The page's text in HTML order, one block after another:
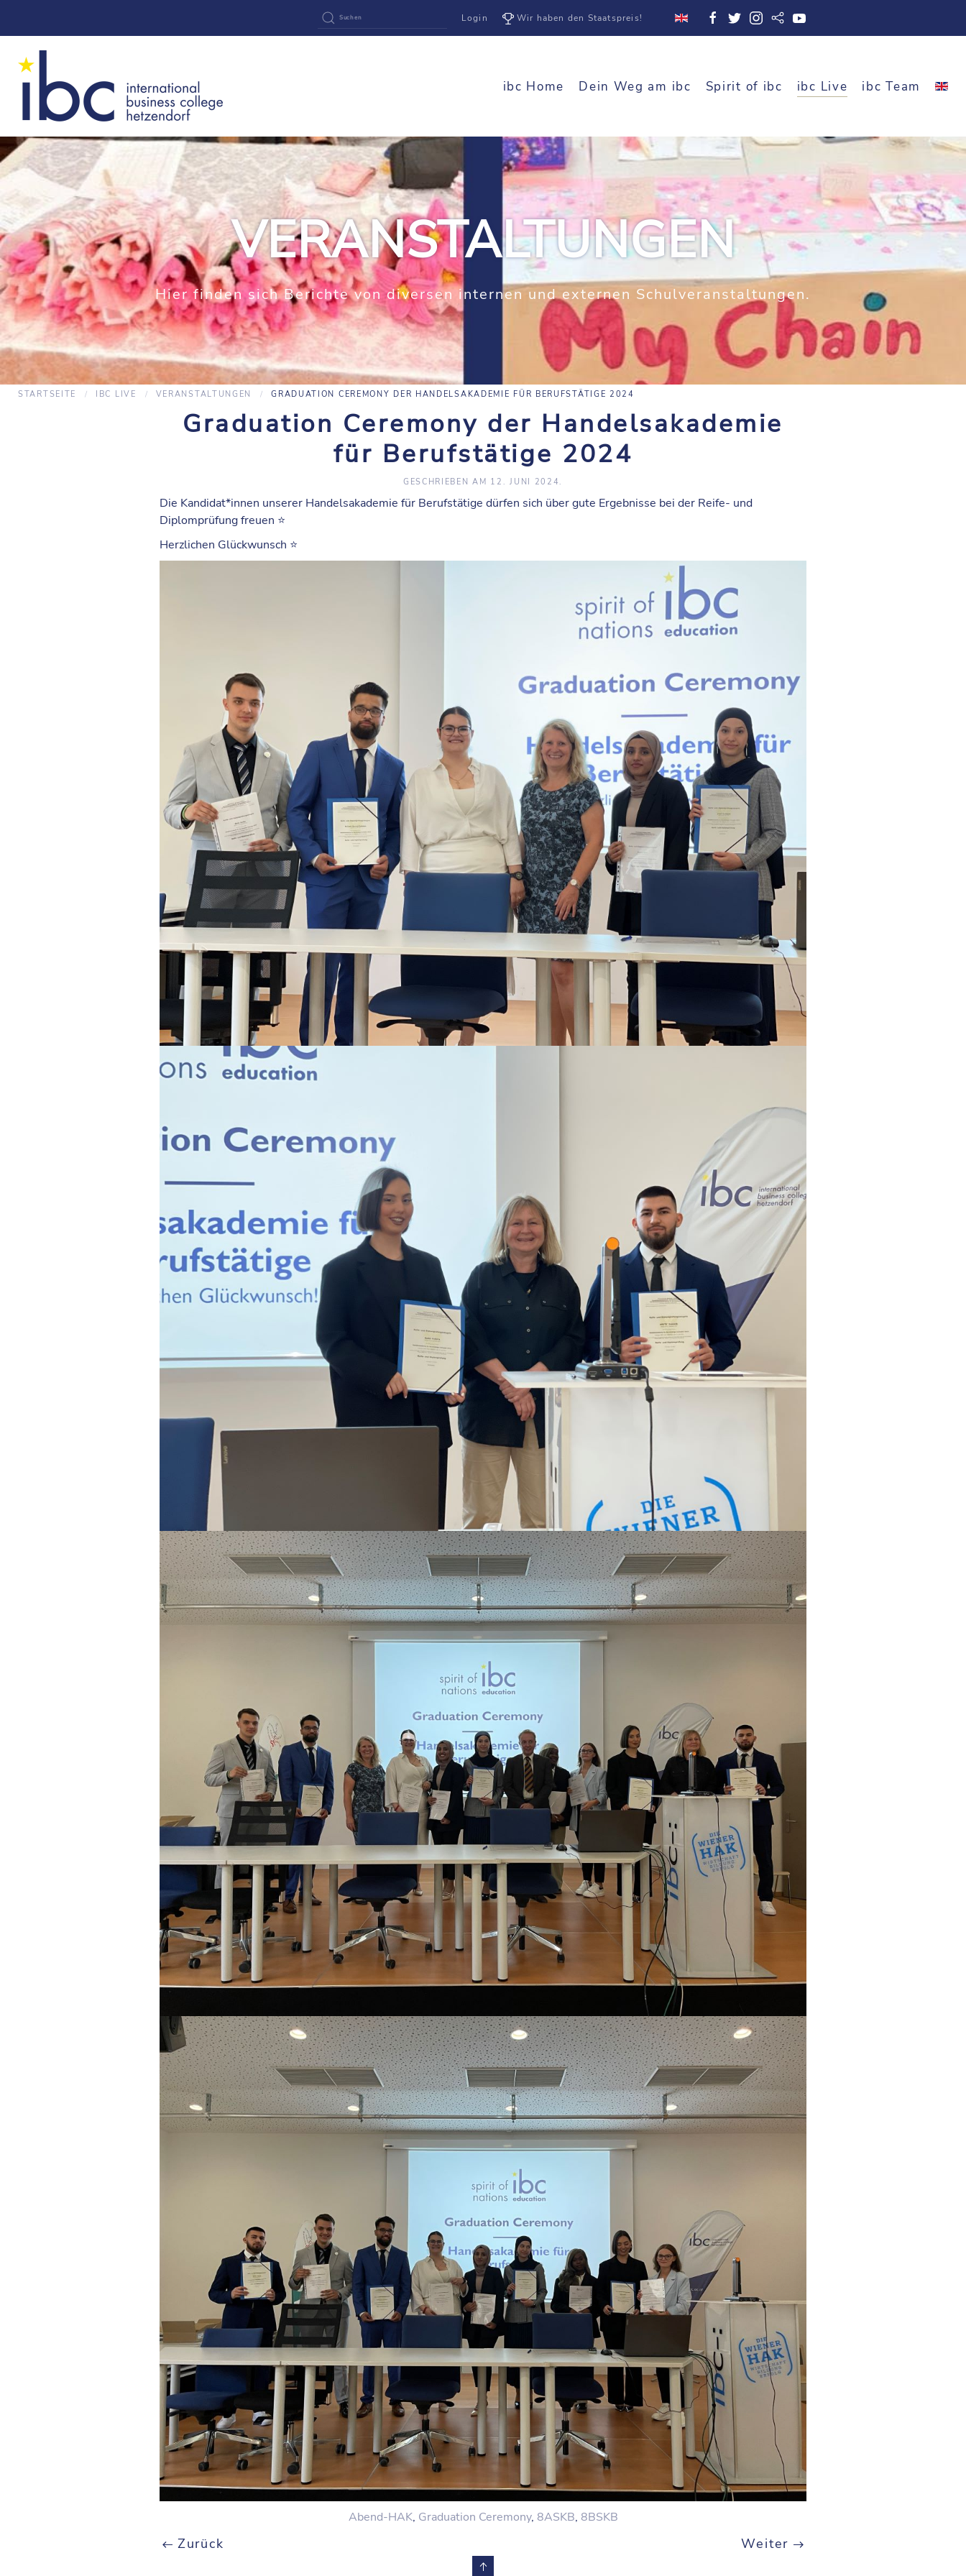
Login Wir haben den Staatspreis!
ibc Home Dein Weg am ibc Spirit of ibc ibc Live ibc Team
VERANSTALTUNGEN
Hier finden sich Berichte von diversen internen und externen Schulveranstaltungen.
STARTSEITE IBC LIVE VERANSTALTUNGEN GRADUATION CEREMONY DER HANDELSAKADEMIE FÜR BERUFSTÄTIGE 2024
Graduation Ceremony der Handelsakademie
für Berufstätige 2024
GESCHRIEBEN AM 12. JUNI 2024.
Die Kandidat*innen unserer Handelsakademie für Berufstätige dürfen sich über gute Ergebnisse bei der Reife- und
Diplomprüfung freuen ⭐️
Herzlichen Glückwunsch ⭐️
Abend-HAK, Graduation Ceremony, 8ASKB, 8BSKB
Zurück Weiter